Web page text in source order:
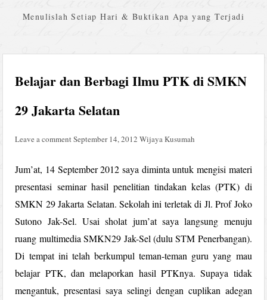
Menulislah Setiap Hari & Buktikan Apa yang Terjadi
Belajar dan Berbagi Ilmu PTK di SMKN
29 Jakarta Selatan
Leave a comment September 14, 2012 Wijaya Kusumah
Jum’at, 14 September 2012 saya diminta untuk mengisi materi
presentasi seminar hasil penelitian tindakan kelas (PTK) di
SMKN 29 Jakarta Selatan. Sekolah ini terletak di Jl. Prof Joko
Sutono Jak-Sel. Usai sholat jum’at saya langsung menuju
ruang multimedia SMKN29 Jak-Sel (dulu STM Penerbangan).
Di tempat ini telah berkumpul teman-teman guru yang mau
belajar PTK, dan melaporkan hasil PTKnya. Supaya tidak
mengantuk, presentasi saya selingi dengan cuplikan adegan